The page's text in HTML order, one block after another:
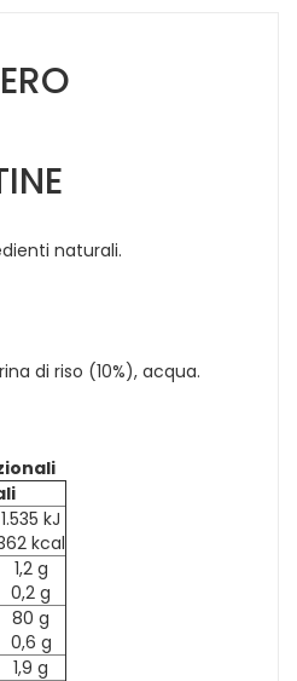
naturali.
di riso (10%), acqua.
1.535 kJ
kcal
1,2 g
0,2 g
80 g
0,6 g
1,9 g